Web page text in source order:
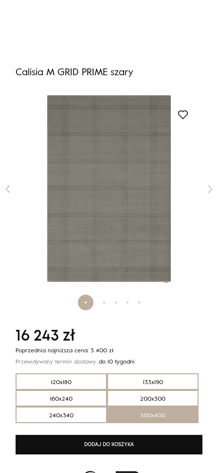
Calisia M GRID PRIME szary
120x180
133x190
160x240
200x300
240x340
300x400
16 243 zł
Poprzednia najniższa cena: 3 400 zł
Przewidywany termin dostawy: do 10 tygodni
DODAJ DO KOSZYKA